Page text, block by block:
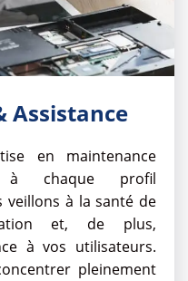
Assistance
en maintenance
à chaque profil
veillons à la santé de
et, de plus,
à vos utilisateurs.
pleinement